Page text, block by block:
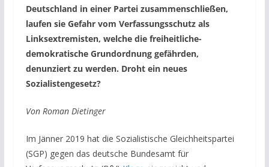
Deutschland in einer Partei zusammenschließen,
laufen sie Gefahr vom Verfassungsschutz als
Linksextremisten, welche die freiheitliche-
demokratische Grundordnung gefährden,
denunziert zu werden. Droht ein neues
Sozialistengesetz?
Von Roman Dietinger
Im Jänner 2019 hat die Sozialistische Gleichheitspartei
(SGP) gegen das deutsche Bundesamt für